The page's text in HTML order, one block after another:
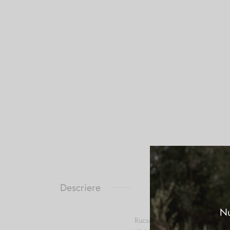
Descriere
Rucsac PIQUADRO cu doua